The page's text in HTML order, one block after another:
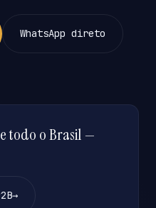
WhatsApp direto
todo o Brasil —
→